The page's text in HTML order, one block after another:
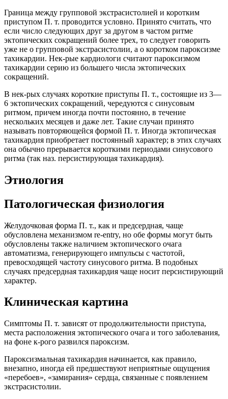
Граница между групповой экстрасистолией и коротким
приступом П. т. проводится условно. Принято считать, что
если число следующих друг за другом в частом ритме
эктопических сокращений более трех, то следует говорить
уже не о групповой экстрасистолии, а о коротком пароксизме
тахикардии. Нек-рые кардиологи считают пароксизмом
тахикардии серию из большего числа эктопических
сокращений.
В нек-рых случаях короткие приступы П. т., состоящие из 3—
6 эктопических сокращений, чередуются с синусовым
ритмом, причем иногда почти постоянно, в течение
нескольких месяцев и даже лет. Такие случаи принято
называть повторяющейся формой П. т. Иногда эктопическая
тахикардия приобретает постоянный характер; в этих случаях
она обычно прерывается короткими периодами синусового
ритма (так наз. персистирующая тахикардия).
Этиология
Патологическая физиология
Желудочковая форма П. т., как и предсердная, чаще
обусловлена механизмом re-entry, но обе формы могут быть
обусловлены также наличием эктопического очага
автоматизма, генерирующего импульсы с частотой,
превосходящей частоту синусового ритма. В подобных
случаях предсердная тахикардия чаще носит персистирующий
характер.
Клиническая картина
Симптомы П. т. зависят от продолжительности приступа,
места расположения эктопического очага и того заболевания,
на фоне к-рого развился пароксизм.
Пароксизмальная тахикардия начинается, как правило,
внезапно, иногда ей предшествуют неприятные ощущения
«перебоев», «замирания» сердца, связанные с появлением
экстрасистолии.